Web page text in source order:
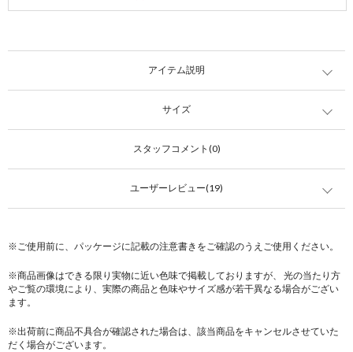
アイテム説明
サイズ
スタッフコメント(0)
ユーザーレビュー(19)
※ご使用前に、パッケージに記載の注意書きをご確認のうえご使用ください。
※商品画像はできる限り実物に近い色味で掲載しておりますが、 光の当たり方
やご覧の環境により、実際の商品と色味やサイズ感が若干異なる場合がござい
ます。
※出荷前に商品不具合が確認された場合は、該当商品をキャンセルさせていた
だく場合がございます。